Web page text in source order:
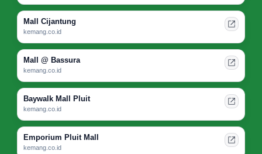
Mall Cijantung
kemang.co.id
Mall @ Bassura
kemang.co.id
Baywalk Mall Pluit
kemang.co.id
Emporium Pluit Mall
kemang.co.id